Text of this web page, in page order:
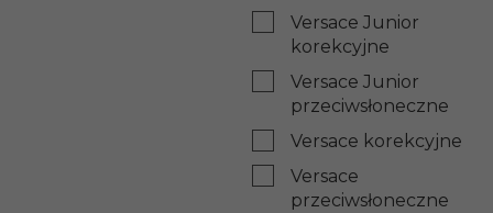
Versace Junior
korekcyjne
Versace Junior
przeciwsłoneczne
Versace korekcyjne
Versace
przeciwsłoneczne